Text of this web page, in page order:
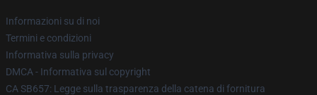
Informazioni su di noi
Termini e condizioni
Informativa sulla privacy
DMCA - Informativa sul copyright
CA SB657: Legge sulla trasparenza della catena di fornitura